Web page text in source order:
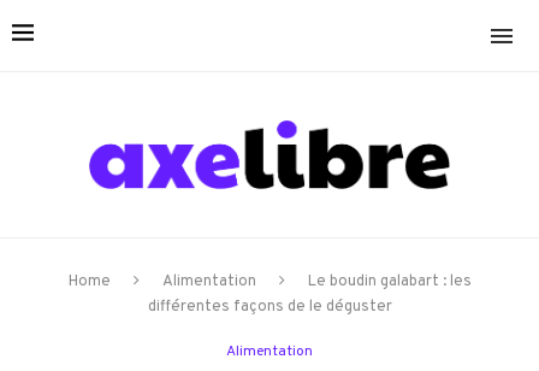
Home Alimentation
Le boudin galabart : les
différentes façons de le déguster
Alimentation